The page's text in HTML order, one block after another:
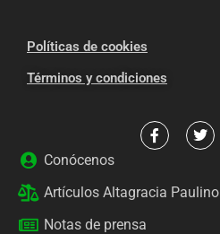
Políticas de cookies
Términos y condiciones
Conócenos
Artículos Altagracia Paulino
Notas de prensa